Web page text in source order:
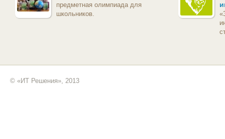
предметная олимпиада для
школьников.
© «ИТ Решения», 2013